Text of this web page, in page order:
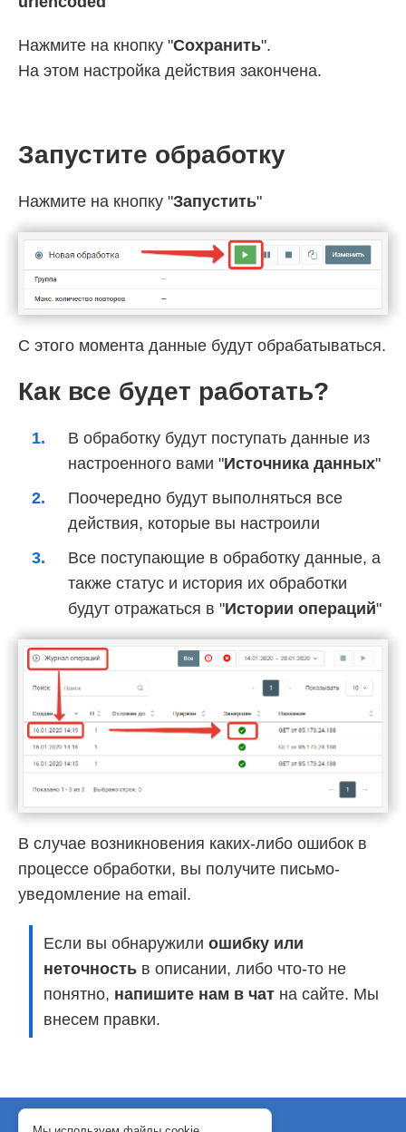
Нажмите на кнопку "Сохранить".
На этом настройка действия закончена.
Запустите обработку
Нажмите на кнопку "Запустить"
С этого момента данные будут обрабатываться.
Как все будет работать?
В обработку будут поступать данные из
настроенного вами "Источника данных"
Поочередно будут выполняться все
действия, которые вы настроили
Все поступающие в обработку данные, а
также статус и история их обработки
будут отражаться в "Истории операций"
В случае возникновения каких-либо ошибок в
процессе обработки, вы получите письмо-
уведомление на email.
Если вы обнаружили ошибку или
неточность в описании, либо что-то не
понятно, напишите нам в чат на сайте. Мы
внесем правки.
© 2018-2024 WebJack